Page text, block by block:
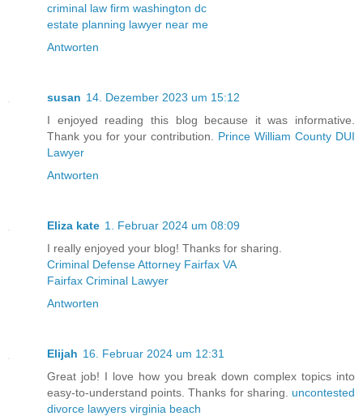
criminal law firm washington dc
estate planning lawyer near me
Antworten
susan 14. Dezember 2023 um 15:12
I enjoyed reading this blog because it was informative.
Thank you for your contribution. Prince William County DUI
Lawyer
Antworten
Eliza kate 1. Februar 2024 um 08:09
I really enjoyed your blog! Thanks for sharing.
Criminal Defense Attorney Fairfax VA
Fairfax Criminal Lawyer
Antworten
Elijah 16. Februar 2024 um 12:31
Great job! I love how you break down complex topics into
easy-to-understand points. Thanks for sharing. uncontested
divorce lawyers virginia beach